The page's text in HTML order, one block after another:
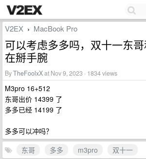
V2EX › MacBook Pro
可以考虑多多吗，双十一东
在掰手腕
ByTheFoolxXat Nov 9, 2023 · 1834 views
M3pro 16+512
东哥出价 14399 了
多多已经 14199 了
多多可以冲吗？
东哥
多多 m3pro
双十一